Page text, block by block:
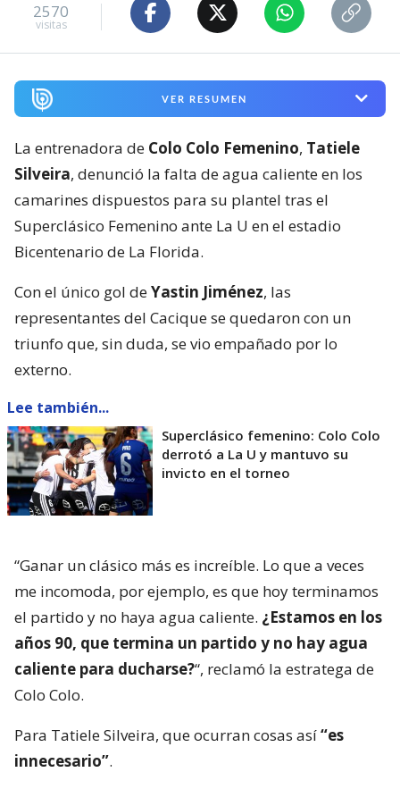
2570
visitas
VER RESUMEN
La entrenadora de Colo Colo Femenino, Tatiele
Silveira, denunció la falta de agua caliente en los
camarines dispuestos para su plantel tras el
Superclásico Femenino ante La U en el estadio
Bicentenario de La Florida.
Con el único gol deYastin Jiménez, las
representantes del Cacique se quedaron con un
triunfo que, sin duda, se vio empañado por lo
externo.
Lee también...
Superclásico femenino: Colo Colo
derrotó a La U y mantuvo su
invicto en el torneo
“Ganar un clásico más es increíble. Lo que a veces
me incomoda, por ejemplo, es que hoy terminamos
el partido y no haya agua caliente. ¿Estamos en los
años 90, que termina un partido y no hay agua
caliente para ducharse?“, reclamó la estratega de
Colo Colo.
Para Tatiele Silveira, que ocurran cosas así“es
innecesario”.